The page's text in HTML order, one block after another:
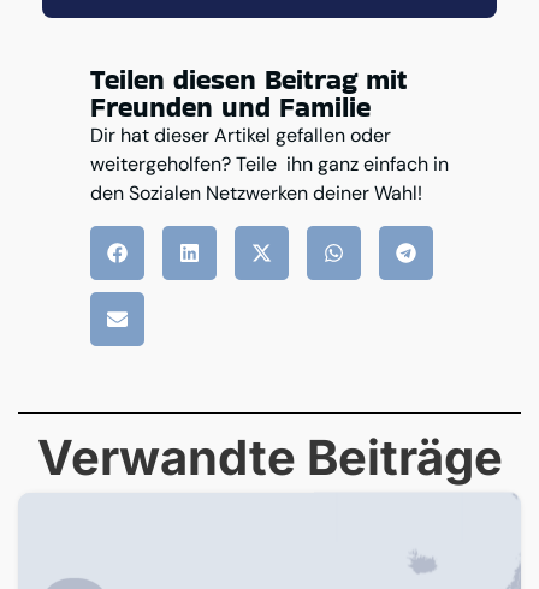
Teilen diesen Beitrag mit
Freunden und Familie
Dir hat dieser Artikel gefallen oder
weitergeholfen? Teile ihn ganz einfach in
den Sozialen Netzwerken deiner Wahl!
Verwandte Beiträge